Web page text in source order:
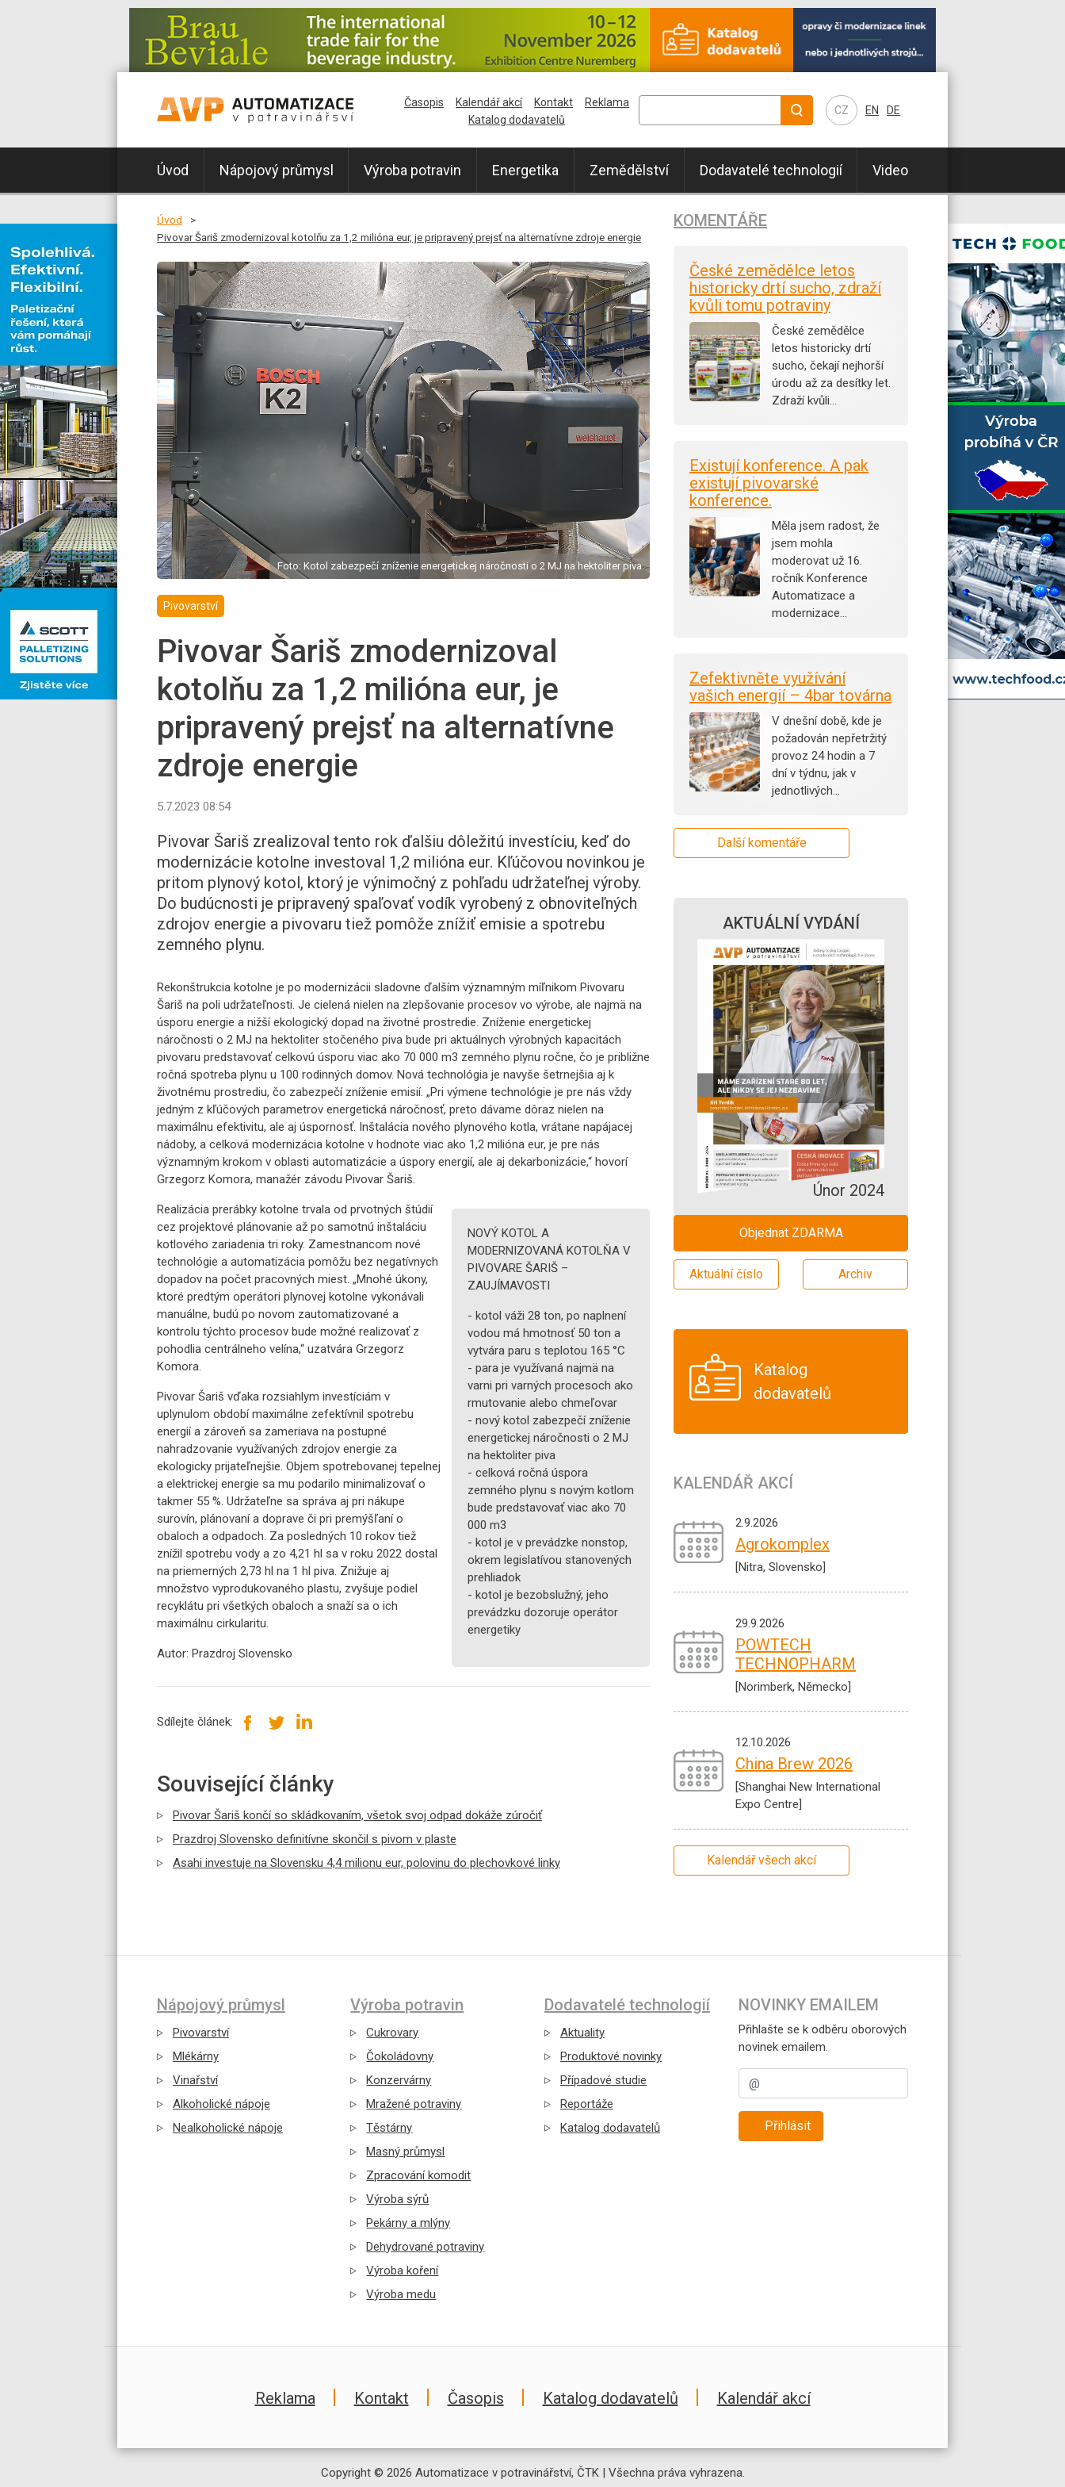
CZ EN DE
Úvod Nápojový průmysl Výroba potravin Energetika Zemědělství Dodavatelé technologií Video
Časopis Kalendář akcí Kontakt
Reklama
Katalog dodavatelů
Úvod
Pivovar Šariš zmodernizoval kotolňu za 1,2 milióna eur, je pripravený prejsť na alternatívne zdroje energie
Foto: Kotol zabezpečí zníženie energetickej náročnosti o 2 MJ na hektoliter piva
Pivovarství
Pivovar Šariš zmodernizoval
kotolňu za 1,2 milióna eur, je
pripravený prejsť na alternatívne
zdroje energie
5.7.2023 08:54
Pivovar Šariš zrealizoval tento rok ďalšiu dôležitú investíciu, keď do
modernizácie kotolne investoval 1,2 milióna eur. Kľúčovou novinkou je
pritom plynový kotol, ktorý je výnimočný z pohľadu udržateľnej výroby.
Do budúcnosti je pripravený spaľovať vodík vyrobený z obnoviteľných
zdrojov energie a pivovaru tiež pomôže znížiť emisie a spotrebu
zemného plynu.
Rekonštrukcia kotolne je po modernizácii sladovne ďalším významným míľnikom Pivovaru
Šariš na poli udržateľnosti. Je cielená nielen na zlepšovanie procesov vo výrobe, ale najmä na
úsporu energie a nižší ekologický dopad na životné prostredie. Zníženie energetickej
náročnosti o 2 MJ na hektoliter stočeného piva bude pri aktuálnych výrobných kapacitách
pivovaru predstavovať celkovú úsporu viac ako 70 000 m3 zemného plynu ročne, čo je približne
ročná spotreba plynu u 100 rodinných domov. Nová technológia je navyše šetrnejšia aj k
životnému prostrediu, čo zabezpečí zníženie emisií. „Pri výmene technológie je pre nás vždy
jedným z kľúčových parametrov energetická náročnosť, preto dávame dôraz nielen na
maximálnu efektivitu, ale aj úspornosť. Inštalácia nového plynového kotla, vrátane napájacej
nádoby, a celková modernizácia kotolne v hodnote viac ako 1,2 milióna eur, je pre nás
významným krokom v oblasti automatizácie a úspory energií, ale aj dekarbonizácie,“ hovorí
Grzegorz Komora, manažér závodu Pivovar Šariš.
NOVÝ KOTOL A
MODERNIZOVANÁ KOTOLŇA V
PIVOVARE ŠARIŠ –
ZAUJÍMAVOSTI
- kotol váži 28 ton, po naplnení
vodou má hmotnosť 50 ton a
vytvára paru s teplotou 165 °C
- para je využívaná najmä na
varni pri varných procesoch ako
rmutovanie alebo chmeľovar
- nový kotol zabezpečí zníženie
energetickej náročnosti o 2 MJ
na hektoliter piva
- celková ročná úspora
zemného plynu s novým kotlom
bude predstavovať viac ako 70
000 m3
- kotol je v prevádzke nonstop,
okrem legislatívou stanovených
prehliadok
- kotol je bezobslužný, jeho
prevádzku dozoruje operátor
energetiky
Realizácia prerábky kotolne trvala od prvotných štúdií
cez projektové plánovanie až po samotnú inštaláciu
kotlového zariadenia tri roky. Zamestnancom nové
technológie a automatizácia pomôžu bez negatívnych
dopadov na počet pracovných miest. „Mnohé úkony,
ktoré predtým operátori plynovej kotolne vykonávali
manuálne, budú po novom zautomatizované a
kontrolu týchto procesov bude možné realizovať z
pohodlia centrálneho velína,“ uzatvára Grzegorz
Komora.
Pivovar Šariš vďaka rozsiahlym investíciám v
uplynulom období maximálne zefektívnil spotrebu
energií a zároveň sa zameriava na postupné
nahradzovanie využívaných zdrojov energie za
ekologicky prijateľnejšie. Objem spotrebovanej tepelnej
a elektrickej energie sa mu podarilo minimalizovať o
takmer 55 %. Udržateľne sa správa aj pri nákupe
surovín, plánovaní a doprave či pri premýšľaní o
obaloch a odpadoch. Za posledných 10 rokov tiež
znížil spotrebu vody a zo 4,21 hl sa v roku 2022 dostal
na priemerných 2,73 hl na 1 hl piva. Znižuje aj
množstvo vyprodukovaného plastu, zvyšuje podiel
recyklátu pri všetkých obaloch a snaží sa o ich
maximálnu cirkularitu.
Autor: Prazdroj Slovensko
Sdílejte článek:
Související články
Pivovar Šariš končí so skládkovaním, všetok svoj odpad dokáže zúročiť
Prazdroj Slovensko definitívne skončil s pivom v plaste
Asahi investuje na Slovensku 4,4 milionu eur, polovinu do plechovkové linky
KOMENTÁŘE
České zemědělce letos
historicky drtí sucho, zdraží
kvůli tomu potraviny
České zemědělce
letos historicky drtí
sucho, čekají nejhorší
úrodu až za desítky let.
Zdraží kvůli…
Existují konference. A pak
existují pivovarské
konference.
Měla jsem radost, že
jsem mohla
moderovat už 16.
ročník Konference
Automatizace a
modernizace…
Zefektivněte využívání
vašich energií – 4bar továrna
V dnešní době, kde je
požadován nepřetržitý
provoz 24 hodin a 7
dní v týdnu, jak v
jednotlivých…
Další komentáře
AKTUÁLNÍ VYDÁNÍ
Únor 2024
Objednat ZDARMA
Aktuální číslo Archiv
Katalog
dodavatelů
KALENDÁŘ AKCÍ
2.9.2026
Agrokomplex
[Nitra, Slovensko]
29.9.2026
POWTECH
TECHNOPHARM
[Norimberk, Německo]
12.10.2026
China Brew 2026
[Shanghai New International
Expo Centre]
Kalendář všech akcí
Nápojový průmysl
Pivovarství
Mlékárny
Vinařství
Alkoholické nápoje
Nealkoholické nápoje
Výroba potravin
Cukrovary
Čokoládovny
Konzervárny
Mražené potraviny
Těstárny
Masný průmysl
Zpracování komodit
Výroba sýrů
Pekárny a mlýny
Dehydrované potraviny
Výroba koření
Výroba medu
Dodavatelé technologií
Aktuality
Produktové novinky
Případové studie
Reportáže
Katalog dodavatelů
NOVINKY EMAILEM
Přihlašte se k odběru oborových
novinek emailem.
Přihlásit
Reklama Kontakt Časopis Katalog dodavatelů Kalendář akcí
Copyright © 2026 Automatizace v potravinářství, ČTK | Všechna práva vyhrazena.